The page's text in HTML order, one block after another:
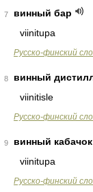
7
винный бар
viinitupa
Русско-финский
8
винный
viinitisle
Русско-финский
9
винный кабачок
viinitupa
Русско-финский